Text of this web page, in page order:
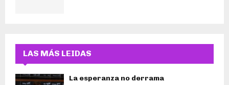
LAS MÁS LEIDAS
La esperanza no derrama